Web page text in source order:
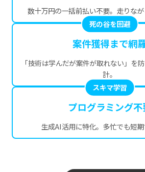
数十万円の一括前払い不要。走りなが
死の谷を回避
案件獲得まで網
「技術は学んだが案件が取れない」
計。
スキマ学習
プログラミング不
生成AI活用に特化。多忙でも短期